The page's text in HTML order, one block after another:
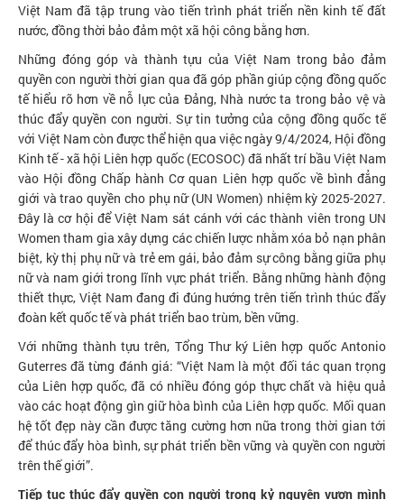
Việt Nam đã tập trung vào tiến trình phát triển nền kinh tế đất
nước, đồng thời bảo đảm một xã hội công bằng hơn.
Những đóng góp và thành tựu của Việt Nam trong bảo đảm
quyền con người thời gian qua đã góp phần giúp cộng đồng quốc
tế hiểu rõ hơn về nỗ lực của Đảng, Nhà nước ta trong bảo vệ và
thúc đẩy quyền con người. Sự tin tưởng của cộng đồng quốc tế
với Việt Nam còn được thể hiện qua việc ngày 9/4/2024, Hội đồng
Kinh tế - xã hội Liên hợp quốc (ECOSOC) đã nhất trí bầu Việt Nam
vào Hội đồng Chấp hành Cơ quan Liên hợp quốc về bình đẳng
giới và trao quyền cho phụ nữ (UN Women) nhiệm kỳ 2025-2027.
Đây là cơ hội để Việt Nam sát cánh với các thành viên trong UN
Women tham gia xây dựng các chiến lược nhằm xóa bỏ nạn phân
biệt, kỳ thị phụ nữ và trẻ em gái, bảo đảm sự công bằng giữa phụ
nữ và nam giới trong lĩnh vực phát triển. Bằng những hành động
thiết thực, Việt Nam đang đi đúng hướng trên tiến trình thúc đẩy
đoàn kết quốc tế và phát triển bao trùm, bền vững.
Với những thành tựu trên, Tổng Thư ký Liên hợp quốc Antonio
Guterres đã từng đánh giá: “Việt Nam là một đối tác quan trọng
của Liên hợp quốc, đã có nhiều đóng góp thực chất và hiệu quả
vào các hoạt động gìn giữ hòa bình của Liên hợp quốc. Mối quan
hệ tốt đẹp này cần được tăng cường hơn nữa trong thời gian tới
để thúc đẩy hòa bình, sự phát triển bền vững và quyền con người
trên thế giới”.
Tiếp tục thúc đẩy quyền con người trong kỷ nguyên vươn mình